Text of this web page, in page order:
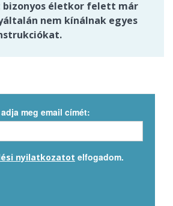
bizonyos életkor felett már
nem kínálnak egyes
meg email címét:
nyilatkozatot elfogadom.